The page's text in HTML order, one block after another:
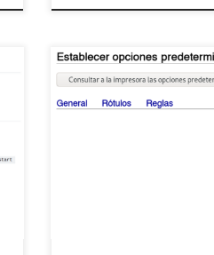
Entrada lo más resumida
prisa, ve directamente al
Situación y de dónde
Debian Testing desde
mis Debian desde hace